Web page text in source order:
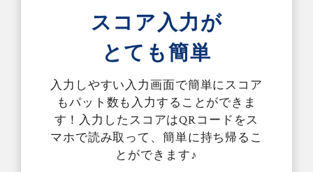
スコア入力が
とても簡単
入力しやすい入力画面で簡単にスコア
もパット数も入力することができま
す！入力したスコアはQRコードをス
マホで読み取って、簡単に持ち帰るこ
とができます♪